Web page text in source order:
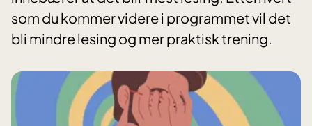
som du kommer videre i programmet vil det
bli mindre lesing og mer praktisk trening.